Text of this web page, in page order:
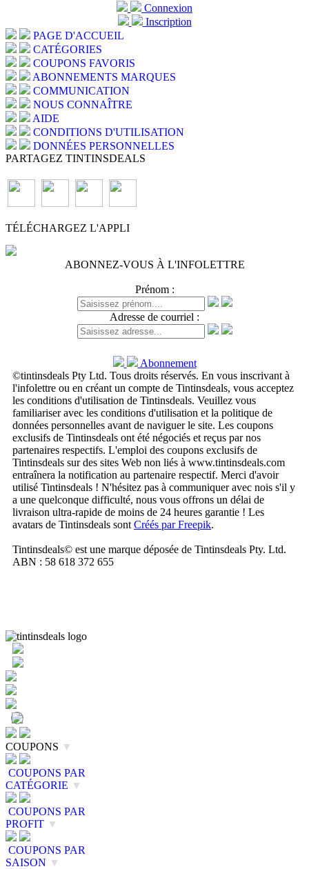
Connexion
Inscription
PAGE D'ACCUEIL
CATÉGORIES
COUPONS FAVORIS
ABONNEMENTS MARQUES
COMMUNICATION
NOUS CONNAÎTRE
AIDE
CONDITIONS D'UTILISATION
DONNÉES PERSONNELLES
PARTAGEZ TINTINSDEALS
TÉLÉCHARGEZ L'APPLI
ABONNEZ-VOUS À L'INFOLETTRE
Prénom :
Adresse de courriel :
Abonnement
©tintinsdeals Pty Ltd. Tous droits réservés. En vous inscrivant à
l'infolettre ou en créant un compte de Tintinsdeals, vous acceptez
les conditions d'utilisation de Tintinsdeals. Veuillez vous
familiariser avec les conditions d'utilisation et la politique de
données personnelles avant de naviguer le site. Les coupons
exclusifs de Tintinsdeals ont été négociés et reçus par nos
partenaires respectifs. L'emploi des coupons exclusifs de
Tintinsdeals sur des sites Web non liés à www.tintinsdeals.com
entraînera la notification au partenaire respectif. Merci d'avoir
utilisé Tintinsdeals ! N'hésitez pas à communiquer avec nois s'il y
a une quelconque difficulté, nous vous offrons un délai de
livraison ultra-rapide de moins de 24 heures garantie ! Les
avatars de Tintinsdeals sont Créés par Freepik.
Tintinsdeals© est une marque déposée de Tintinsdeals Pty. Ltd.
ABN : 58 618 372 655
COUPONS ▼
COUPONS PAR
CATÉGORIE ▼
COUPONS PAR
PROFIT ▼
COUPONS PAR
SAISON ▼